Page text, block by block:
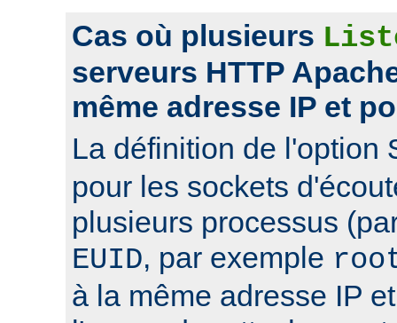
Cas où plusieurs
serveurs HTTP
même adresse IP et
La définition de l'option
pour les sockets
plusieurs processus
EUID, par exemple
à la même adresse IP